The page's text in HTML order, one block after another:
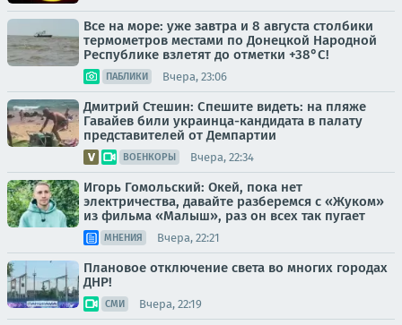
Все на море: уже завтра и 8 августа столбики
термометров местами по Донецкой Народной
Республике взлетят до отметки +38°C!
ПАБЛИКИ Вчера, 23:06
Дмитрий Стешин: Спешите видеть: на пляже
Гавайев били украинца-кандидата в палату
представителей от Демпартии
ВОЕНКОРЫ Вчера, 22:34
Игорь Гомольский: Окей, пока нет
электричества, давайте разберемся с «Жуком»
из фильма «Малыш», раз он всех так пугает
МНЕНИЯ Вчера, 22:21
Плановое отключение света во многих городах
ДНР!
СМИ Вчера, 22:19